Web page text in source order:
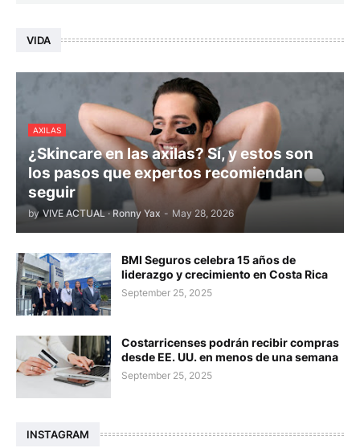
VIDA
AXILAS
¿Skincare en las axilas? Sí, y estos son
los pasos que expertos recomiendan
seguir
by VIVE ACTUAL · Ronny Yax - May 28, 2026
BMI Seguros celebra 15 años de
liderazgo y crecimiento en Costa Rica
September 25, 2025
Costarricenses podrán recibir compras
desde EE. UU. en menos de una semana
September 25, 2025
INSTAGRAM